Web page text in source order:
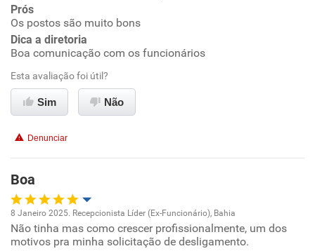
Ambiente de trabalho
Benefícios
Recomenda esta empresa
Recomenda a diretoria
Prós
Os postos são muito bons
Dica a diretoria
Boa comunicação com os funcionários
Esta avaliação foi útil?
Sim Não
Denunciar
Boa
Oportunidade de promoção
8 Janeiro 2025. Recepcionista Líder (Ex-Funcionário), Bahia
Não tinha mas como crescer profissionalmente, um dos
motivos pra minha solicitação de desligamento.